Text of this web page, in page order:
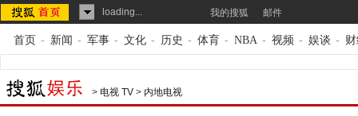
loading... 我的搜狐 邮件
首页 - 新闻 - 军事 - 文化 - 历史 - 体育 - NBA - 视频 - 娱谈 -
> 电视 TV > 内地电视